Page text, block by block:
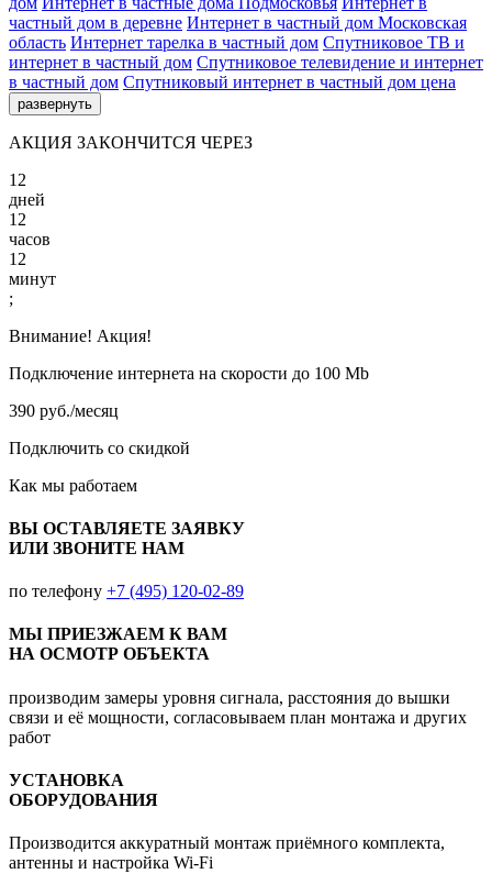
частный дом в деревне Интернет в частный дом Московская
область Интернет тарелка в частный дом Спутниковое ТВ и
интернет в частный дом Спутниковое телевидение и интернет
в частный дом Спутниковый интернет в частный дом цена
развернуть
АКЦИЯ ЗАКОНЧИТСЯ ЧЕРЕЗ
12
дней
12
часов
12
минут
;
Внимание! Акция!
Подключение интернета на скорости до 100 Mb
390 руб./месяц
Подключить со скидкой
Как мы работаем
ВЫ ОСТАВЛЯЕТЕ ЗАЯВКУ
ИЛИ ЗВОНИТЕ НАМ
по телефону +7 (495) 120-02-89
МЫ ПРИЕЗЖАЕМ К ВАМ
НА ОСМОТР ОБЪЕКТА
производим замеры уровня сигнала, расстояния до вышки
связи и её мощности, согласовываем план монтажа и других
работ
УСТАНОВКА
ОБОРУДОВАНИЯ
Производится аккуратный монтаж приёмного комплекта,
антенны и настройка Wi-Fi